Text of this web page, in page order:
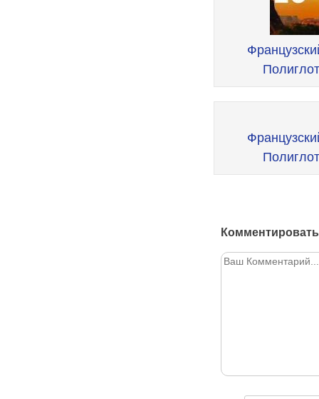
Комментировать